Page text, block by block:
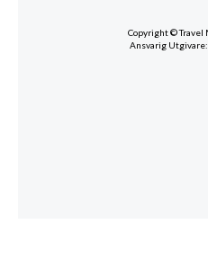
Copyright © Travel
Ansvarig